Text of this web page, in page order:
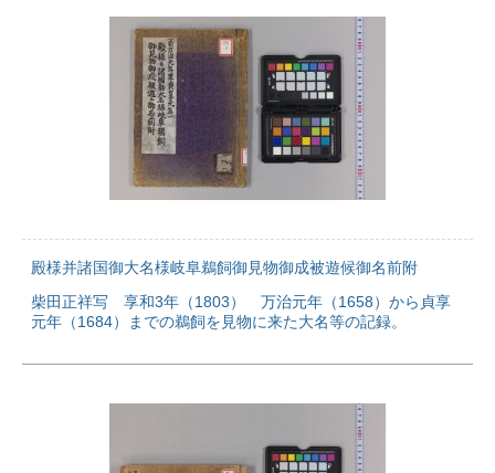
殿様并諸国御大名様岐阜鵜飼御見物御成被遊候御名前附
柴田正祥写 享和3年（1803） 万治元年（1658）から貞享
元年（1684）までの鵜飼を見物に来た大名等の記録。